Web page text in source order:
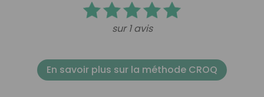
sur 1 avis
En savoir plus sur la méthode CROQ